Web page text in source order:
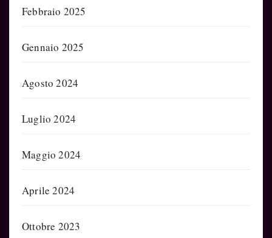
Febbraio 2025
Gennaio 2025
Agosto 2024
Luglio 2024
Maggio 2024
Aprile 2024
Ottobre 2023